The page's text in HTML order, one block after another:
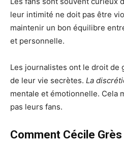
leur intimité ne doit pas être
maintenir un bon équilibre
et personnelle.
Les journalistes ont le droit de
de leur vie secrètes. La
mentale et émotionnelle. Cela
pas leurs fans.
Comment Cécile